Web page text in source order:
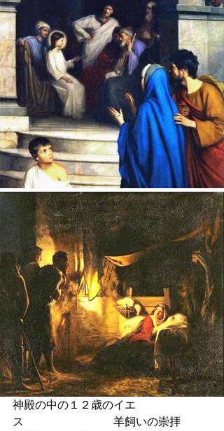
神殿の中の１２歳のイエ
ス　　　　　　　　羊飼いの崇拝